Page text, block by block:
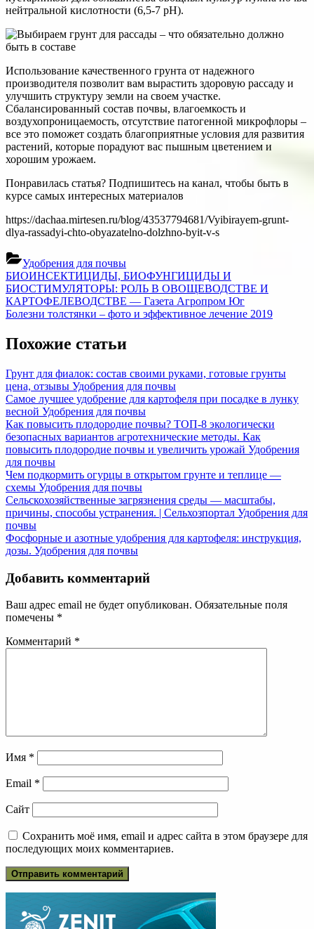
нейтральной кислотности (6,5-7 pH).
Использование качественного грунта от надежного
производителя позволит вам вырастить здоровую рассаду и
улучшить структуру земли на своем участке.
Сбалансированный состав почвы, влагоемкость и
воздухопроницаемость, отсутствие патогенной микрофлоры –
все это поможет создать благоприятные условия для развития
растений, которые порадуют вас пышным цветением и
хорошим урожаем.
Понравилась статья? Подпишитесь на канал, чтобы быть в
курсе самых интересных материалов
https://dachaa.mirtesen.ru/blog/43537794681/Vyibirayem-grunt-
dlya-rassadyi-chto-obyazatelno-dolzhno-byit-v-s
Удобрения для почвы
Навигация
по
записям
Previous
Post:
БИОИНСЕКТИЦИДЫ, БИОФУНГИЦИДЫ И
БИОСТИМУЛЯТОРЫ: РОЛЬ В ОВОЩЕВОДСТВЕ И
КАРТОФЕЛЕВОДСТВЕ — Газета Агропром Юг
Next
Болезни толстянки – фото и эффективное лечение 2019
Похожие статьи
Грунт для фиалок: состав своими руками, готовые грунты
цена, отзывы Удобрения для почвы
Самое лучшее удобрение для картофеля при посадке в лунку
весной Удобрения для почвы
Как повысить плодородие почвы? ТОП-8 экологически
безопасных вариантов агротехнические методы. Как
повысить плодородие почвы и увеличить урожай Удобрения
для почвы
Чем подкормить огурцы в открытом грунте и теплице —
схемы Удобрения для почвы
Сельскохозяйственные загрязнения среды — масштабы,
причины, способы устранения. | Cельхозпортал Удобрения для
почвы
Фосфорные и азотные удобрения для картофеля: инструкция,
дозы. Удобрения для почвы
Добавить комментарий
Ваш адрес email не будет опубликован. Обязательные поля
помечены *
Комментарий *
Имя *
Email *
Сайт
Сохранить моё имя, email и адрес сайта в этом браузере для
последующих моих комментариев.